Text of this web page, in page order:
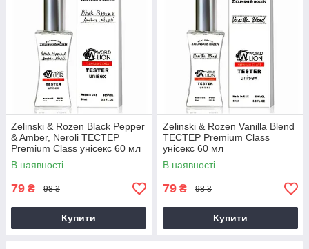
Zelinski & Rozen Black Pepper
& Amber, Neroli ТЕСТЕР
Premium Class унісекс 60 мл
В наявності
79 ₴ 98 ₴
Купити
Zelinski & Rozen Vanilla Blend
ТЕСТЕР Premium Class
унісекс 60 мл
В наявності
79 ₴ 98 ₴
Купити